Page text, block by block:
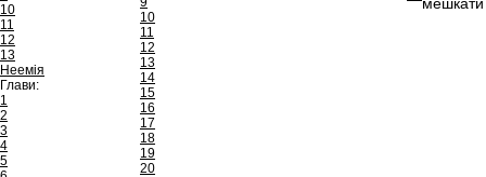
10
11
12
13
Неемія
Глави:
1
2
3
4
5
10
11
12
13
14
15
16
17
18
19
20